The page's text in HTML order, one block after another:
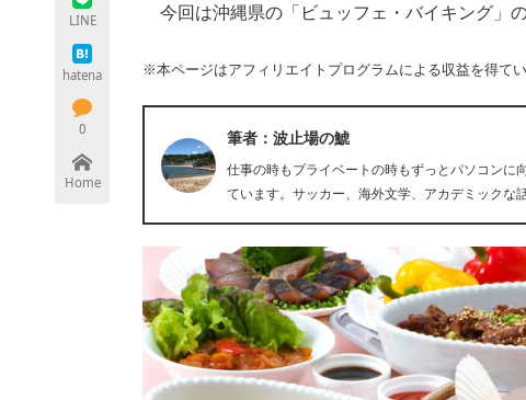
LINE
hatena
0
Home
今回は沖縄県の「ビュッフェ・バイキング」
※本ページはアフィリエイトプログラムによる収益を得て
筆者：波止場の鯱
仕事の時もプライベートの時もずっとパソコンに
ています。サッカー、海外文学、アカデミックな